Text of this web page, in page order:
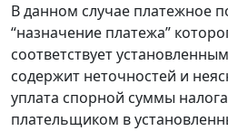
В данном случае платежное
“назначение платежа”
соответствует
содержит неточностей и
уплата спорной суммы
плательщиком в